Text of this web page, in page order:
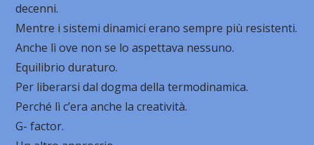
decenni.
Mentre i sistemi dinamici erano sempre più resistenti.
Anche lì ove non se lo aspettava nessuno.
Equilibrio duraturo.
Per liberarsi dal dogma della termodinamica.
Perché lì c’era anche la creatività.
G- factor.